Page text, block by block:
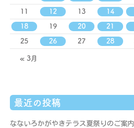
11 12 13 14
18 19 20 21
25 26 27 28
« 3月
最近の投稿
なないろかがやきテラス夏祭りのご案内